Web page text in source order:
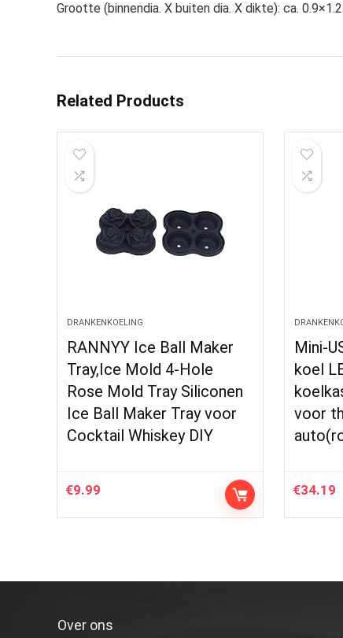
Grootte (binnendia. X buiten dia. X dikte): ca.
Related Products
DRANKENKOELING
RANNYY Ice Ball Maker
Tray,Ice Mold 4-Hole
Rose Mold Tray Siliconen
Ice Ball Maker Tray voor
Cocktail Whiskey DIY
€9.99
Mini-
koel
voor
€34.19
Over ons